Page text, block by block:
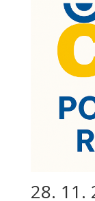
28. 11.